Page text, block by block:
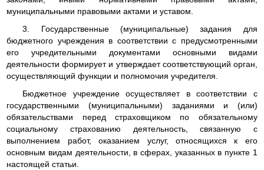
муниципальными правовыми актами и уставом.
3. Государственные (муниципальные) задания для
бюджетного учреждения в соответствии с предусмотренными
его учредительными документами основными видами
деятельности формирует и утверждает соответствующий орган,
осуществляющий функции и полномочия учредителя.
Бюджетное учреждение осуществляет в соответствии с
государственными (муниципальными) заданиями и (или)
обязательствами перед страховщиком по обязательному
социальному страхованию деятельность, связанную с
выполнением работ, оказанием услуг, относящихся к его
основным видам деятельности, в сферах, указанных в пункте 1
настоящей статьи.